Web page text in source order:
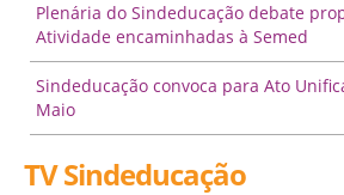
Plenária do Sindeducação debate
Atividade encaminhadas à Semed
Sindeducação convoca para Ato
Maio
TV Sindeducação